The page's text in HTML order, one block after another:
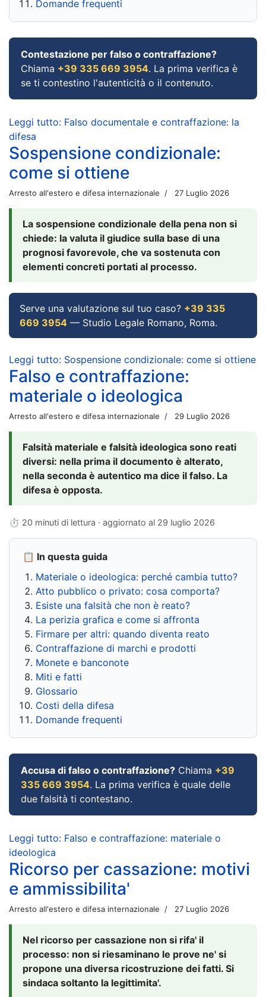
Domande frequenti
Contestazione per falso o contraffazione?
Chiama +39 335 669 3954. La prima verifica è
se ti contestino l'autenticità o il contenuto.
Leggi tutto: Falso documentale e contraffazione: la
difesa
Sospensione condizionale:
come si ottiene
Arresto all'estero e difesa internazionale 27 Luglio 2026
La sospensione condizionale della pena non si
chiede: la valuta il giudice sulla base di una
prognosi favorevole, che va sostenuta con
elementi concreti portati al processo.
Serve una valutazione sul tuo caso? +39 335
669 3954 — Studio Legale Romano, Roma.
Leggi tutto: Sospensione condizionale: come si ottiene
Falso e contraffazione:
materiale o ideologica
Arresto all'estero e difesa internazionale 29 Luglio 2026
Falsità materiale e falsità ideologica sono reati
diversi: nella prima il documento è alterato,
nella seconda è autentico ma dice il falso. La
difesa è opposta.
⏱ 20 minuti di lettura · aggiornato al 29 luglio 2026
📋 In questa guida
Materiale o ideologica: perché cambia tutto?
Atto pubblico o privato: cosa comporta?
Esiste una falsità che non è reato?
La perizia grafica e come si affronta
Firmare per altri: quando diventa reato
Contraffazione di marchi e prodotti
Monete e banconote
Miti e fatti
Glossario
Costi della difesa
Domande frequenti
Accusa di falso o contraffazione? Chiama +39
335 669 3954. La prima verifica è quale delle
due falsità ti contestano.
Leggi tutto: Falso e contraffazione: materiale o
ideologica
Ricorso per cassazione: motivi
e ammissibilita'
Arresto all'estero e difesa internazionale 27 Luglio 2026
Nel ricorso per cassazione non si rifa' il
processo: non si riesaminano le prove ne' si
propone una diversa ricostruzione dei fatti. Si
sindaca soltanto la legittimita'.